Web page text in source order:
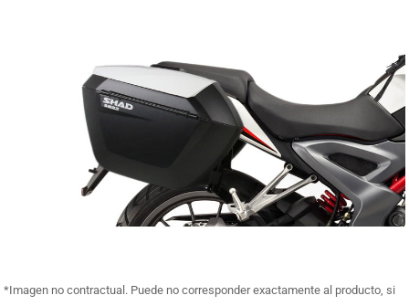
*Imagen no contractual. Puede no corresponder exactamente al producto, si